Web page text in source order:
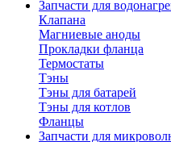
Запчасти для
Клапана
Магниевые аноды
Прокладки фланца
Термостаты
Тэны
Тэны для батарей
Тэны для котлов
Фланцы
Запчасти для